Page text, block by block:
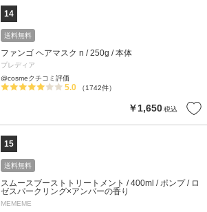
14
送料無料
ファンゴ ヘアマスク n / 250g / 本体
プレディア
@cosmeクチコミ評価
5.0 （1742件）
￥1,650税込
15
送料無料
スムースブーストトリートメント / 400ml / ポンプ / ロ
ゼスパークリング×アンバーの香り
MEMEME